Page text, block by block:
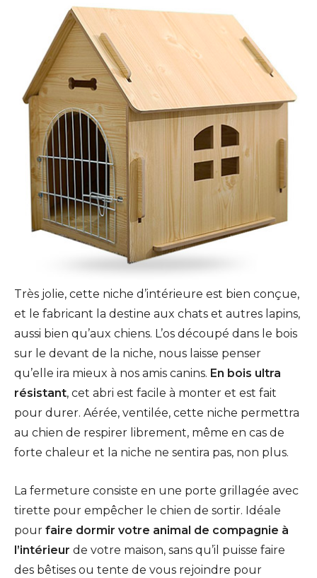
Très jolie, cette niche d’intérieure est bien conçue,
et le fabricant la destine aux chats et autres lapins,
aussi bien qu’aux chiens. L’os découpé dans le bois
sur le devant de la niche, nous laisse penser
qu’elle ira mieux à nos amis canins. En bois ultra
résistant, cet abri est facile à monter et est fait
pour durer. Aérée, ventilée, cette niche permettra
au chien de respirer librement, même en cas de
forte chaleur et la niche ne sentira pas, non plus.
La fermeture consiste en une porte grillagée avec
tirette pour empêcher le chien de sortir. Idéale
pour faire dormir votre animal de compagnie à
l’intérieur de votre maison, sans qu’il puisse faire
des bêtises ou tente de vous rejoindre pour